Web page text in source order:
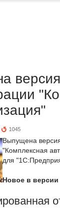
1045
Выпущена
"Комплексная
для
Новое в версии